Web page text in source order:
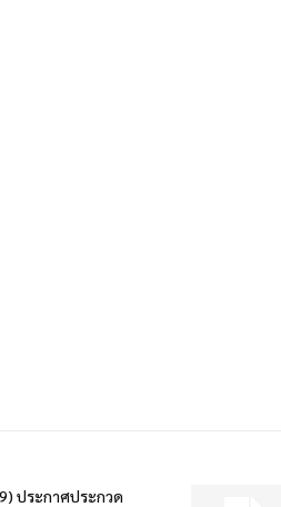
ประกาศประกวด